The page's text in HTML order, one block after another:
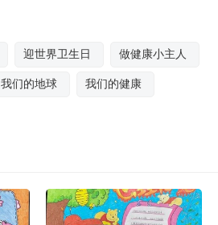
迎世界卫生日 做健康小主人
我们的地球 我们的健康